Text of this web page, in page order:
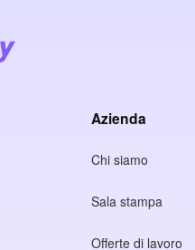
Azienda
Chi siamo
Sala stampa
Offerte di lavoro